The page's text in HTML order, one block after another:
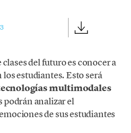
del futuro es conocer a
estudiantes. Esto será
multimodales
podrán analizar el
de sus estudiantes